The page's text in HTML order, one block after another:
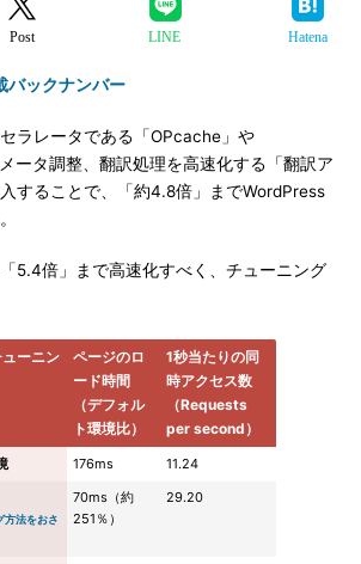
Post LINE Hatena
バックナンバー
ラレータである「OPcache」や
ータ調整、翻訳処理を高速化する「翻訳ア
することで、「約4.8倍」までWordPress
5.4倍」まで高速化すべく、チューニング
ーニン
ページのロ
ード時間
（デフォル
ト環境比）
1秒当たりの同
時アクセス数
（Requests
per second）
176ms
11.24
方法をおさ
70ms（約
251％）
29.20